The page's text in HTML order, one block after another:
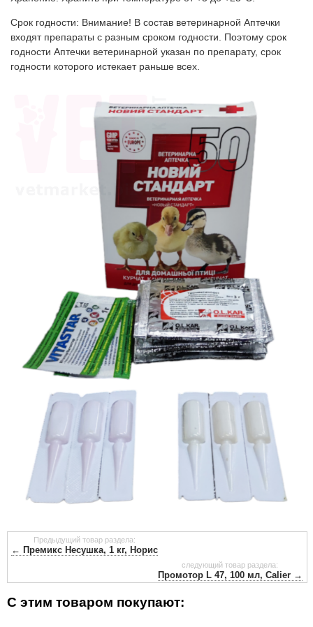
Срок годности: Внимание! В состав ветеринарной Аптечки
входят препараты с разным сроком годности. Поэтому срок
годности Аптечки ветеринарной указан по препарату, срок
годности которого истекает раньше всех.
Предыдущий товар раздела:
← Премикс Несушка, 1 кг, Норис
следующий товар раздела:
Промотор L 47, 100 мл, Calier →
С этим товаром покупают: